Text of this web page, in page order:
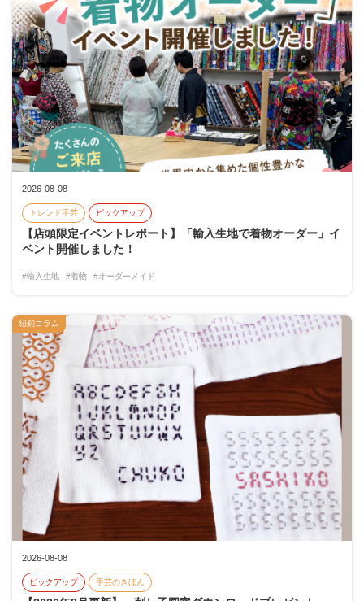
2026-08-08
トレンド手芸 ピックアップ
【店頭限定イベントレポート】「輸入生地で着物オーダー」イ
ベント開催しました！
#輸入生地 #着物 #オーダーメイド
2026-08-08
ピックアップ 手芸のきほん
紐釦コラム